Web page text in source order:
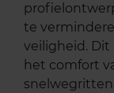
te
veiligheid. Dit
het comfort
snelwegritten.